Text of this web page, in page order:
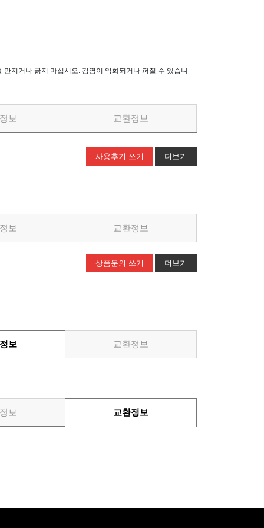
지거나 긁지 마십시오. 감염이 악화되거나 퍼질 수 있습니
보 교환정보
사용후기 쓰기 더보기
보 교환정보
상품문의 쓰기 더보기
보 교환정보
보 교환정보